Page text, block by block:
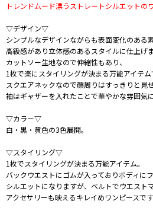
トレンドムード漂うストレートシルエットの
▽デザイン▽
シンプルなデザインながらも表面変化のある
高級感があり立体感のあるスタイルに仕上げま
カットソー生地なので伸縮性もあり、
1枚で楽にスタイリングが決まる万能アイテム
スクエアネックなので顔周りはすっきりと見せ
袖はギャザーを入れたことで華やかな雰囲気
▽カラー▽
白・黒・黄色の3色展開。
▽スタイリング▽
1枚でスタイリングが決まる万能アイテム。
バックウエストにゴムが入っておりボディに
シルエットになりますが、ベルトでウエス
アクセサリーも映えるキレイめワンピースです